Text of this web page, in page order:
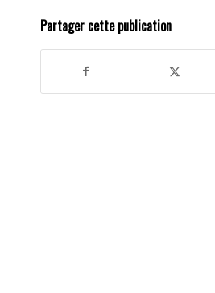
Partager cette publication